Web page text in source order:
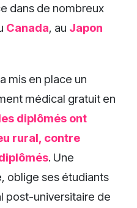
dans de nombreux
Canada, au Japon
mis en place un
médical gratuit en
diplômés ont
rural, contre
. Une
oblige ses étudiants
post-universitaire de